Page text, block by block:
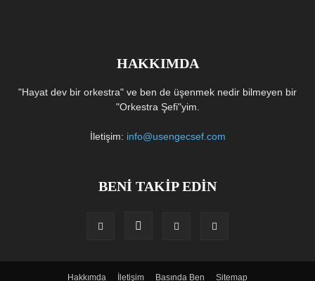
HAKKIMDA
"Hayat dev bir orkestra" ve ben de üşenmek nedir bilmeyen bir
"Orkestra Şefi"yim.
İletişim: info@usengecsef.com
BENİ TAKİP EDİN
Hakkımda İletişim Basında Ben Sitemap